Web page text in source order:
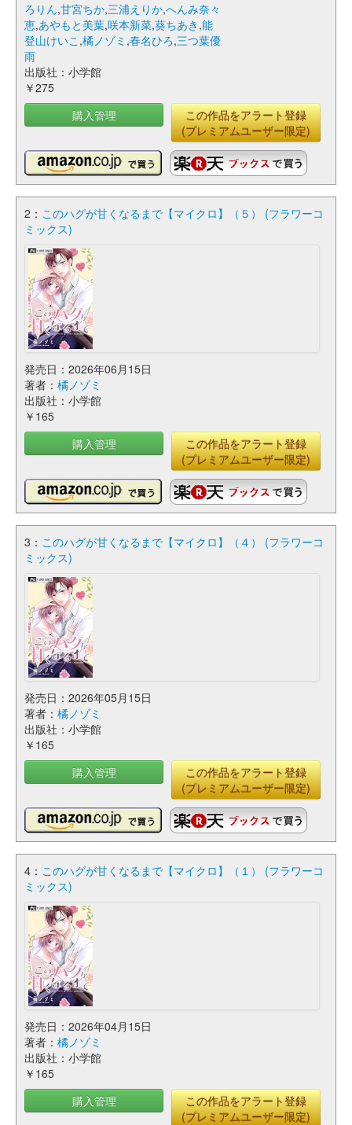
ろりん,甘宮ちか,三浦えりか,へんみ奈々
恵,あやもと美葉,咲本新菜,葵ちあき ,能
登山けいこ ,橘ノゾミ ,春名ひろ,三つ葉優
雨
出版社：小学館
￥275
購入管理
この作品をアラート登録
(プレミアムユーザー限定)
2： このハグが甘くなるまで【マイクロ】（５） (フラワーコ
ミックス)
発売日：2026年06月15日
著者： 橘ノゾミ
出版社：小学館
￥165
購入管理
この作品をアラート登録
(プレミアムユーザー限定)
3： このハグが甘くなるまで【マイクロ】（４） (フラワーコ
ミックス)
発売日：2026年05月15日
著者： 橘ノゾミ
出版社：小学館
￥165
購入管理
この作品をアラート登録
(プレミアムユーザー限定)
4： このハグが甘くなるまで【マイクロ】（１） (フラワーコ
ミックス)
発売日：2026年04月15日
著者： 橘ノゾミ
出版社：小学館
￥165
購入管理
この作品をアラート登録
(プレミアムユーザー限定)